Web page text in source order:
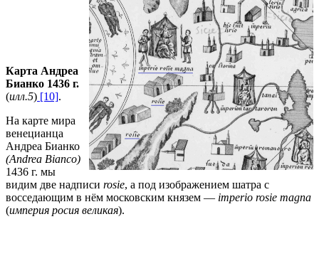
Карта Андреа
Бианко 1436 г.
(илл.5) [10].
На карте мира
венецианца
Андреа Бианко
(Andrea Bianco)
1436 г. мы
видим две надписи rosie, а под изображением шатра с
восседающим в нём московским князем — imperio rosie magnа
(империя росия великая).